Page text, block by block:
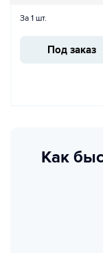
За 1 шт.
Под заказ
Как